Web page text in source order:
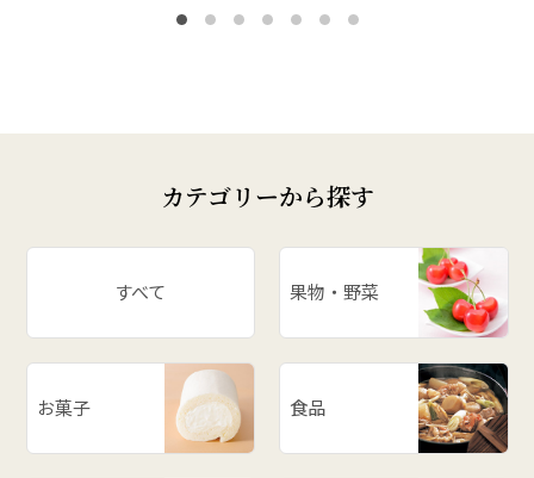
カテゴリーから探す
すべて 果物・野菜
お菓子 食品